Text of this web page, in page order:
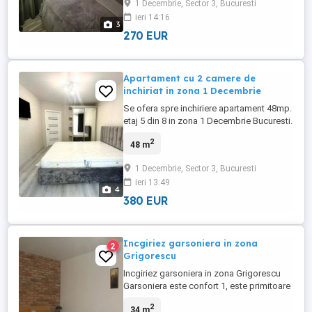
3
1 Decembrie, Sector 3, Bucuresti
ieri 14:16
270 EUR
4
Apartament cu 2 camere de
inchiriat in zona 1 Decembrie
Se ofera spre inchiriere apartament 48mp.
etaj 5 din 8 in zona 1 Decembrie Bucuresti.
complet,beneficiaza de AC si centrala
decomandat. In proxmitatea imobilului se
afla statia de metrou 1 Decembrie la 5
minute de ...
48 m2
1 Decembrie, Sector 3, Bucuresti
ieri 13:49
380 EUR
2
Incgiriez garsoniera in zona
Grigorescu
Incgiriez garsoniera in zona Grigorescu
Garsoniera este confort 1, este primitoare
34 m2